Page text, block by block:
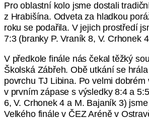
Pro oblastní kolo jsme dostali
z Hrabišína. Odveta za hladkou
roku se podařila. V jejich prostředí
7:3 (branky P. Vraník 8, V. Crhonek
V předkole finále nás čekal těžký
Školská Zábřeh. Obě utkání se
povrchu TJ Libina. Po velmi dobrém
v prvním zápase s výsledky 8:4 a
6, V. Crhonek 4 a M. Bajaník 3)
Velkého finále v ČEZ Aréně v